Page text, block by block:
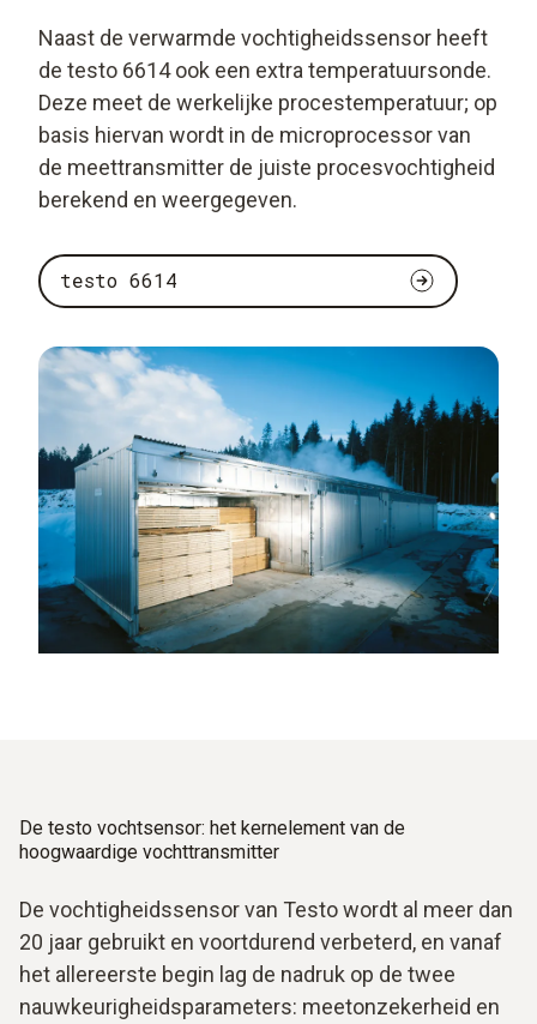
Naast de verwarmde vochtigheidssensor heeft
de testo 6614 ook een extra temperatuursonde.
Deze meet de werkelijke procestemperatuur; op
basis hiervan wordt in de microprocessor van
de meettransmitter de juiste procesvochtigheid
berekend en weergegeven.
testo 6614
De testo vochtsensor: het kernelement van de
hoogwaardige vochttransmitter
De vochtigheidssensor van Testo wordt al meer dan
20 jaar gebruikt en voortdurend verbeterd, en vanaf
het allereerste begin lag de nadruk op de twee
nauwkeurigheidsparameters: meetonzekerheid en